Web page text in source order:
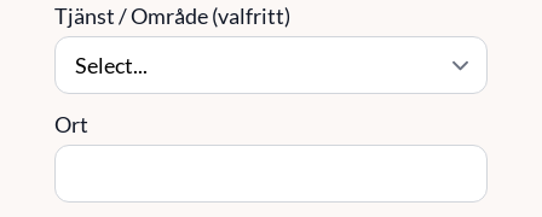
Tjänst / Område (valfritt)
Ort